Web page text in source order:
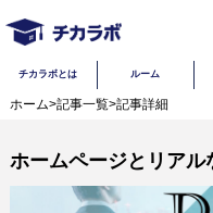
チカラボとは ルーム
ホーム>記事一覧>記事詳細
ホームページとリア